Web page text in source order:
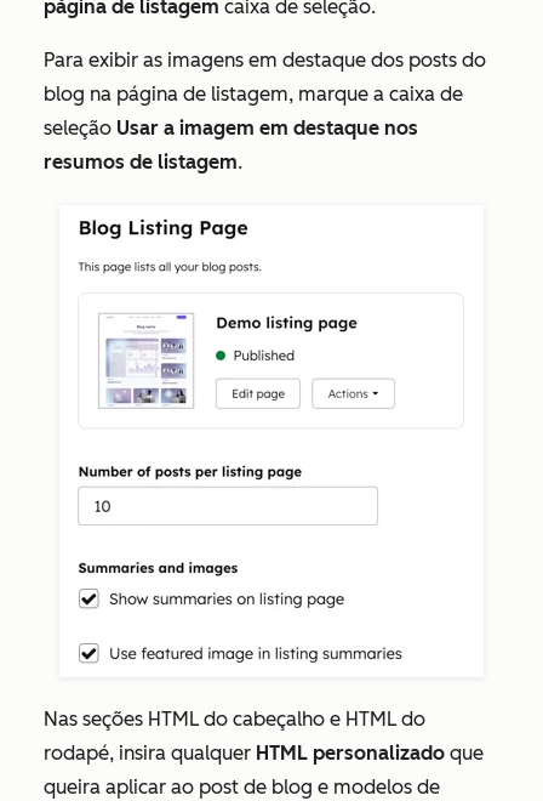
página de listagem caixa de seleção.
Para exibir as imagens em destaque dos posts do
blog na página de listagem, marque a caixa de
seleção Usar a imagem em destaque nos
resumos de listagem.
Nas seções HTML do cabeçalho e HTML do
rodapé, insira qualquer HTML personalizado que
queira aplicar ao post de blog e modelos de